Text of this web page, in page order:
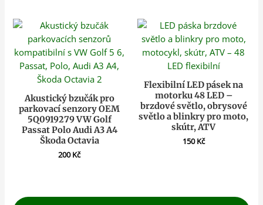
Akustický bzučák pro
parkovací senzory OEM
5Q0919279 VW Golf
Passat Polo Audi A3 A4
Škoda Octavia
200Kč
Flexibilní LED pásek na
motorku 48 LED –
brzdové světlo, obrysové
světlo a blinkry pro moto,
skútr, ATV
150Kč